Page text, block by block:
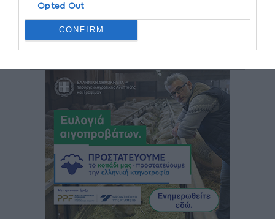
Opted Out
CONFIRM